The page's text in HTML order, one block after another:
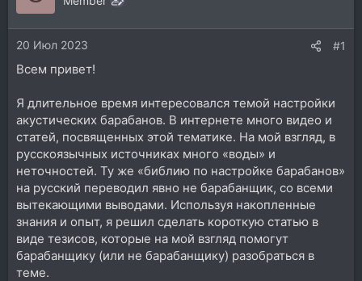
ы
ч
20 Июл 2023 #1
Всем привет!
Я длительное время интересовался темой настройки
акустических барабанов. В интернете много видео и
статей, посвященных этой тематике. На мой взгляд, в
русскоязычных источниках много «воды» и
неточностей. Ту же «библию по настройке барабанов»
на русский переводил явно не барабанщик, со всеми
вытекающими выводами. Используя накопленные
знания и опыт, я решил сделать короткую статью в
виде тезисов, которые на мой взгляд помогут
барабанщику (или не барабанщику) разобраться в
теме.